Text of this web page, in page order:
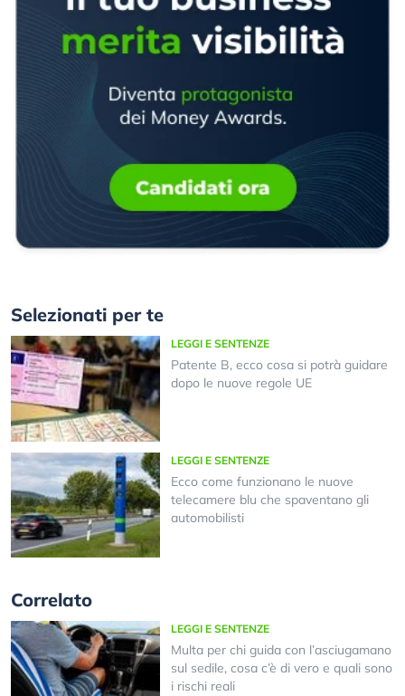
Selezionati per te
LEGGI E SENTENZE
Patente B, ecco cosa si potrà guidare
dopo le nuove regole UE
LEGGI E SENTENZE
Ecco come funzionano le nuove
telecamere blu che spaventano gli
automobilisti
Correlato
LEGGI E SENTENZE
Multa per chi guida con l’asciugamano
sul sedile, cosa c’è di vero e quali sono
i rischi reali